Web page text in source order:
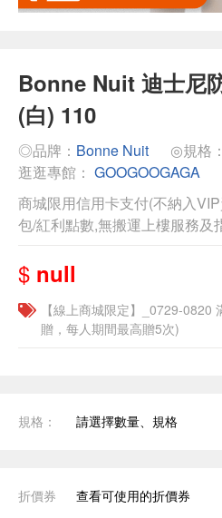
Bonne Nuit 迪士尼
(白) 110
◎品牌： Bonne Nuit ◎規格
逛逛專館： GOOGOOGAGA
商城限用信用卡支付(不納入
包/紅利點數,無搬運上樓服務及
$ null
【線上商城限定】_0729-0820
贈，每人期間最高贈5次)
規格： 請選擇數量、規格
折價券 查看可使用的折價券